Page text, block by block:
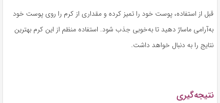
قبل از استفاده، پوست خود را تمیز کرده و مقداری از کرم را روی پوست خود
به‌آرامی ماساژ دهید تا به‌خوبی جذب شود. استفاده منظم از این کرم بهترین
نتایج را به دنبال خواهد داشت.
نتیجه‌گیری